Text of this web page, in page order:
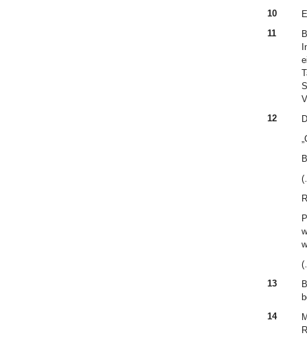
10
11
12
13
14